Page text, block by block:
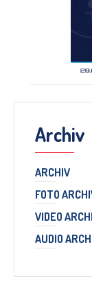
Archiv
ARCHIV
FOTO
VIDEO
AUDIO